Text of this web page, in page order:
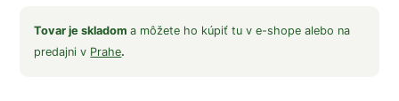
Tovar je skladoma môžete ho kúpiť tu v e-shope alebo na
predajni v Prahe.